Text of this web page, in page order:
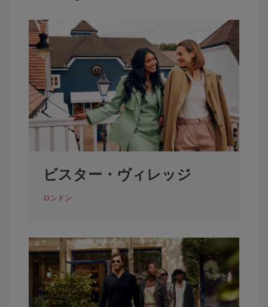
ビスター・ヴィレッジ
ロンドン